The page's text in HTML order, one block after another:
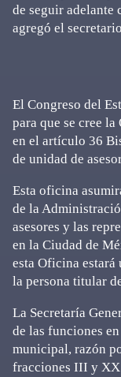
de seguir adelante
agregó el
El Congreso del
para que se cree
en el artículo 36
de unidad de
Esta oficina
de la
asesores y las
en la Ciudad de
esta Oficina estará
la persona titular
La Secretaría
de las funciones
municipal, razón
fracciones III y